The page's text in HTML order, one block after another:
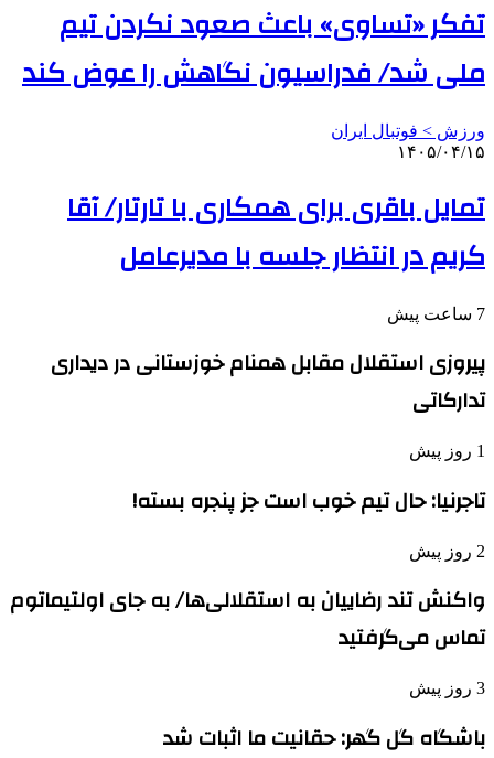
تفکر «تساوی» باعث صعود نکردن تیم
ملی شد/ فدراسیون نگاهش را عوض کند
ورزش > فوتبال ایران
۱۴۰۵/۰۴/۱۵
تمایل باقری برای همکاری با تارتار/ آقا
کریم در انتظار جلسه با مدیرعامل
7 ساعت پیش
پیروزی استقلال مقابل همنام خوزستانی در دیداری
تدارکاتی
1 روز پیش
تاجرنیا: حال تیم خوب است جز پنجره بسته!
2 روز پیش
واکنش تند رضاییان به استقلالی‌ها/ به جای اولتیماتوم
تماس می‌گرفتید
3 روز پیش
باشگاه گل گهر: حقانیت ما اثبات شد